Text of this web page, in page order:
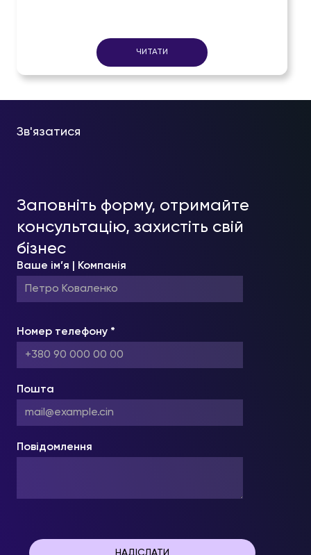
ЧИТАТИ
Зв'язатися
Заповніть форму, отримайте
консультацію, захистіть свій
бізнес
Ваше ім’я | Компанія
Номер телефону *
Пошта
Повідомлення